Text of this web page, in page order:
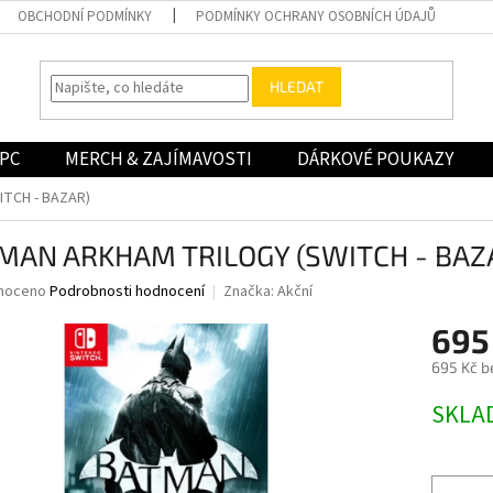
OBCHODNÍ PODMÍNKY PODMÍNKY OCHRANY OSOBNÍCH ÚDAJŮ
HLEDAT
PC MERCH & ZAJÍMAVOSTI DÁRKOVÉ POUKAZY
- BAZAR)
ARKHAM TRILOGY (SWITCH -
Podrobnosti hodnocení Značka: Akční
695 Kč
cena: